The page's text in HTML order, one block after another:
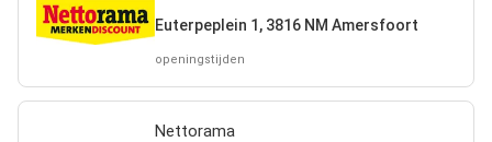
Euterpeplein 1, 3816 NM Amersfoort
openingstijden
Nettorama